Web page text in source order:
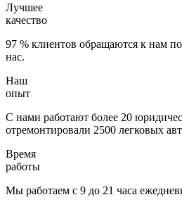
Лучшее
качество
97 % клиентов обращаются к нам
нас.
Наш
опыт
С нами работают более 20
отремонтировали 2500 легковых
Время
работы
Мы работаем с 9 до 21 часа